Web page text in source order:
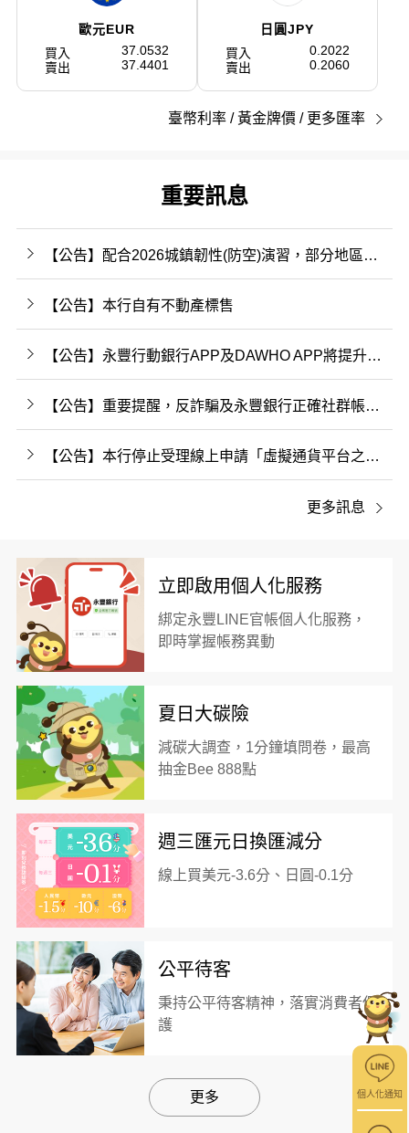
個人化通知
公益專區 智能撲滿 金Bee/學堂
豐雲匯
綠界專區
歐元EUR
買入
37.0532
賣出
37.4401
日圓JPY
買入
0.2022
賣出
0.2060
臺幣利率 /黃金牌價 / 更多匯率
重要訊息
【公告】配合2026城鎮韌性(防空)演習，部分地區行動網路可能暫時降速
【公告】本行自有不動產標售
【公告】永豐行動銀行APP及DAWHO APP將提升最低支援系統版本至iOS 15.0(含)
【公告】重要提醒，反詐騙及永豐銀行正確社群帳號識別
【公告】本行停止受理線上申請「虛擬通貨平台之入金帳號」作為數位帳戶約定轉入帳號之服務事宜
更多訊息
立即啟用個人化服務
綁定永豐LINE官帳個人化服務，
即時掌握帳務異動
夏日大碳險
減碳大調查，1分鐘填問卷，最高
抽金Bee 888點
週三匯元日換匯減分
線上買美元-3.6分、日圓-0.1分
公平待客
秉持公平待客精神，落實消費者保
護
更多